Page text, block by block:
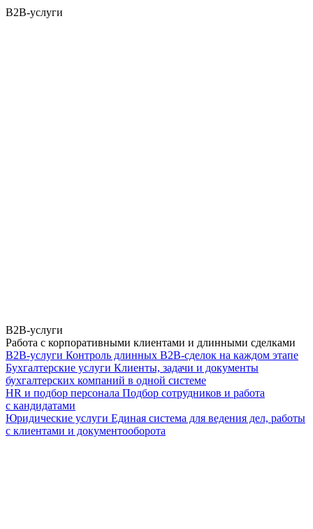
B2B-услуги
B2B-услуги
Работа с корпоративными клиентами и длинными сделками
B2B-услуги Контроль длинных B2B-сделок на каждом этапе
Бухгалтерские услуги Клиенты, задачи и документы
бухгалтерских компаний в одной системе
HR и подбор персонала Подбор сотрудников и работа
с кандидатами
Юридические услуги Единая система для ведения дел, работы
с клиентами и документооборота